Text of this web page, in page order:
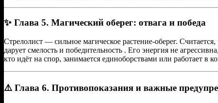
✨ Глава 5. Магический оберег: отвага и победа
Стрелолист — сильное магическое растение-оберег.
дарует смелость и победительность . Его энергия не
кто идёт на спор, занимается единоборствами или работает в
⚠️ Глава 6. Противопоказания и важные